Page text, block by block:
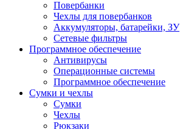
Повербанки
Чехлы для повербанков
Аккумуляторы, батарейки, ЗУ
Сетевые фильтры
Программное обеспечение
Антивирусы
Операционные системы
Программное обеспечение
Сумки и чехлы
Сумки
Чехлы
Рюкзаки